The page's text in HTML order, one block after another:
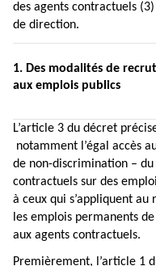
des agents contractuels
de direction.
1. Des modalités de
aux emplois publics
L’article 3 du décret
notamment l’égal accès
de non-discrimination –
contractuels sur des
à ceux qui s’appliquent
les emplois permanents
aux agents contractuels.
Premièrement, l’article 1